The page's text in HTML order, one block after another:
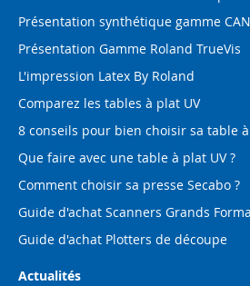
Présentation synthétique gamme
Présentation Gamme Roland TrueVis
L'impression Latex By Roland
Comparez les tables à plat UV
8 conseils pour bien choisir sa table
Que faire avec une table à plat UV ?
Comment choisir sa presse Secabo ?
Guide d'achat Scanners Grands
Guide d'achat Plotters de découpe
Actualités